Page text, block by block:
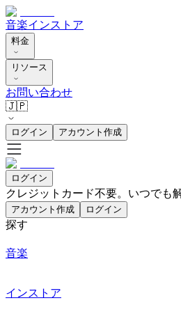
音楽インストア
料金
リソース
お問い合わせ
🇯🇵
ログイン アカウント作成
ログイン
クレジットカード不要。いつでも
アカウント作成 ログイン
探す
音楽
インストア